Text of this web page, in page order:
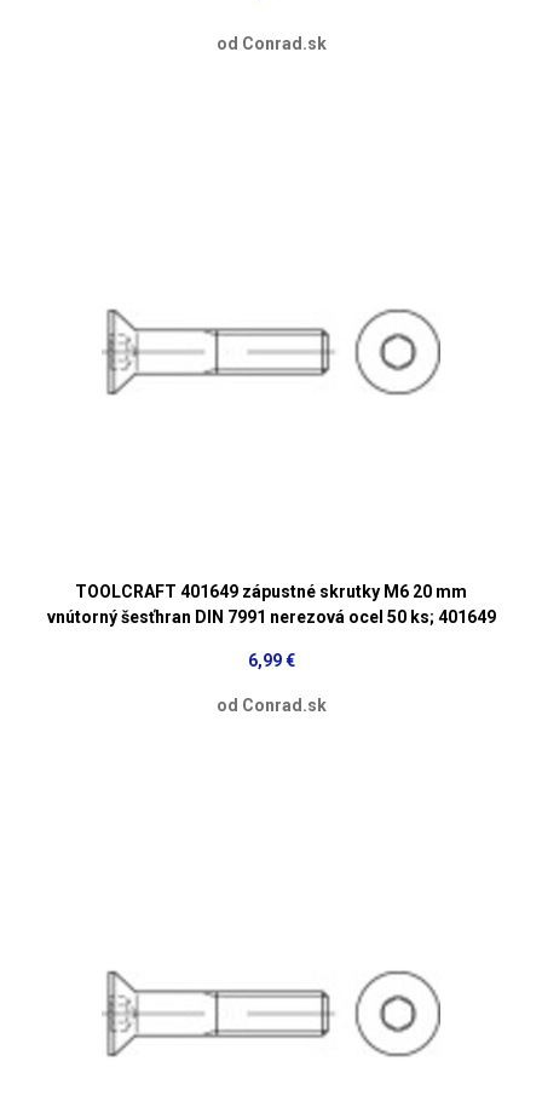
od Conrad.sk
TOOLCRAFT 401649 zápustné skrutky M6 20 mm
vnútorný šesťhran DIN 7991 nerezová ocel 50 ks; 401649
6,99 €
od Conrad.sk